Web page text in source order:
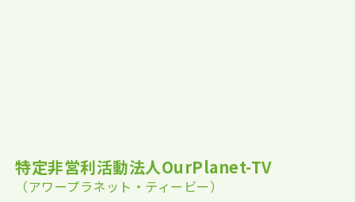
特定非営利活動法人OurPlanet-TV
（アワープラネット・ティービー）